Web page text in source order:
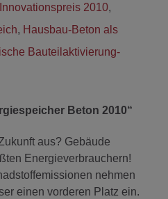
2010,
, Hausbau-Beton als
Bauteilaktivierung-
Beton 2010“
aus? Gebäude
Energieverbrauchern!
nehmen
einen vorderen Platz ein.